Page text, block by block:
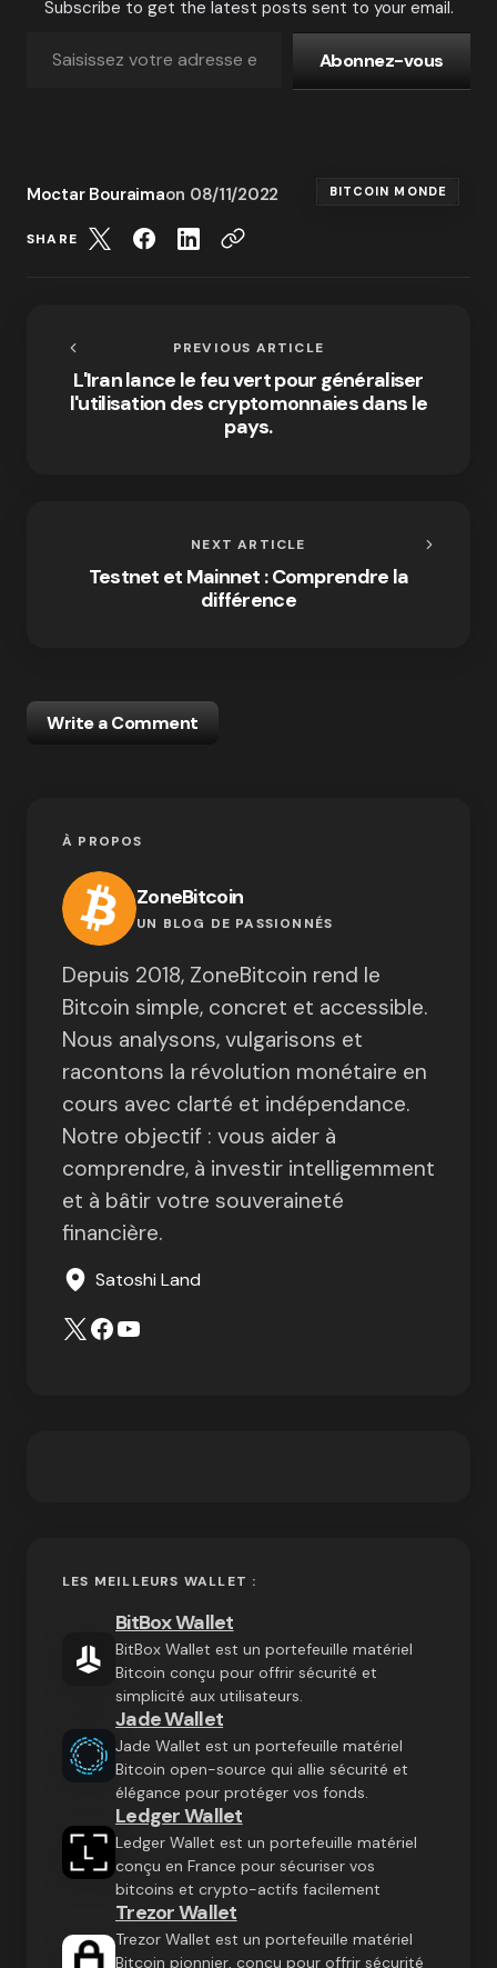
Subscribe to get the latest posts sent to your email.
Abonnez-vous
Moctar Bouraimaon 08/11/2022 BITCOIN MONDE
SHARE
PREVIOUS ARTICLE
L'Iran lance le feu vert pour généraliser
l'utilisation des cryptomonnaies dans le
pays.
NEXT ARTICLE
Testnet et Mainnet : Comprendre la
différence
Write a Comment
À PROPOS
ZoneBitcoin
UN BLOG DE PASSIONNÉS
Depuis 2018, ZoneBitcoin rend le
Bitcoin simple, concret et accessible.
Nous analysons, vulgarisons et
racontons la révolution monétaire en
cours avec clarté et indépendance.
Notre objectif : vous aider à
comprendre, à investir intelligemment
et à bâtir votre souveraineté
financière.
Satoshi Land
LES MEILLEURS WALLET :
BitBox Wallet
BitBox Wallet est un portefeuille matériel
Bitcoin conçu pour offrir sécurité et
simplicité aux utilisateurs.
Jade Wallet
Jade Wallet est un portefeuille matériel
Bitcoin open-source qui allie sécurité et
élégance pour protéger vos fonds.
Ledger Wallet
Ledger Wallet est un portefeuille matériel
conçu en France pour sécuriser vos
bitcoins et crypto-actifs facilement
Trezor Wallet
Trezor Wallet est un portefeuille matériel
Bitcoin pionnier, conçu pour offrir sécurité